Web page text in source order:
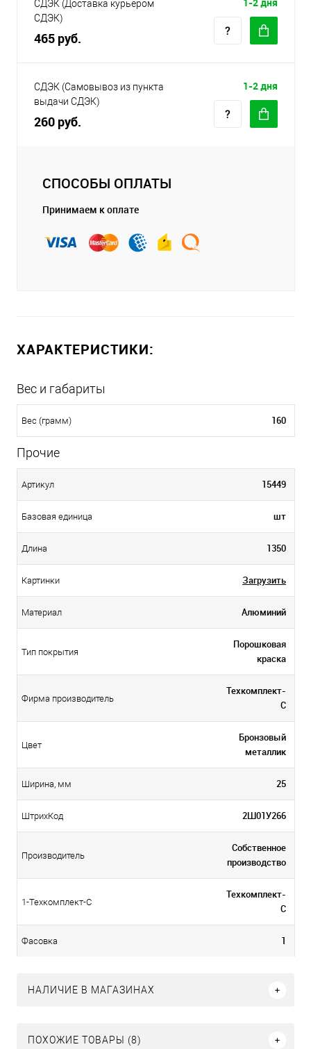
СДЭК (Доставка курьером
СДЭК)
465 руб.
1-2 дня
СДЭК (Самовывоз из пункта
выдачи СДЭК)
260 руб.
1-2 дня
СПОСОБЫ ОПЛАТЫ
Принимаем к оплате
ХАРАКТЕРИСТИКИ:
Вес и габариты
Вес (грамм) 160
Прочие
Артикул 15449
Базовая единица шт
Длина 1350
Картинки Загрузить
Материал Алюминий
Тип покрытия
Порошковая
краска
Фирма производитель
Техкомплект-
С
Цвет
Бронзовый
металлик
Ширина, мм 25
ШтрихКод 2Ш01У266
Производитель
Собственное
производство
1-Техкомплект-С
Техкомплект-
С
Фасовка 1
НАЛИЧИЕ В МАГАЗИНАХ
ПОХОЖИЕ ТОВАРЫ (8)